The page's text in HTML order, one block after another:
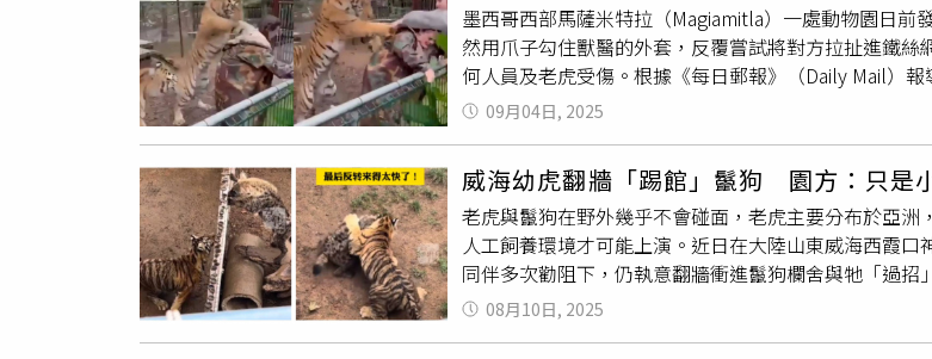
為動物盡一份心力，更多資訊請上壽山動物園臉書粉絲
撕咬，持續約15分鐘，現場眾人不知如何幫忙，只能
群行為，認為獅子是在「擁抱他」，因此沒有人靠近
園一名管理員，誤入白色 孟加拉虎圈舍，被雌虎Lucy撕
谷Safari World尚未對此次攻擊事件發表評論。
墨西哥西部馬薩米特拉（Magiamitla）一處動物園日前
然用爪子勾住獸醫的外套，反覆嘗試將對方拉扯進鐵
何人員及老虎受傷。根據《每日郵報》（Daily Mail）
Tigre zoo」，一名遊客意外拍下老虎意圖攻擊獸醫的
她的夾克，想將她拖進隔開他們的鐵絲網，還試圖用
虎都沒有受傷。莫拉則透過影片表示，「首先，非常感
時她身上穿的迷彩外套引起了老虎的注意，牠只是想
阻止，但她要求對方不要這麼做，因為老虎太用力了
利」、「我們倆都安然無恙」。動物園也強調，「家
續悉心照顧我們的大貓……我們就像一個大家庭，您的
09月04日, 2025
威海幼虎翻牆「踢館」鬣狗 園方：只是
老虎與鬣狗在野外幾乎不會碰面，老虎主要分布於亞
人工飼養環境才可能上演。近日在大陸山東威海西霞
同伴多次勸阻下，仍執意翻牆衝進鬣狗欄舍與牠「過
動，但等幼虎長大後將分開飼養，避免意外發生。同
的幼虎在欄舍邊來回踱步，眼神專注鎖定隔壁的鬣狗
08月10日, 2025